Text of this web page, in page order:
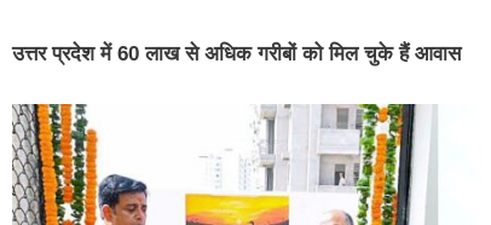
उत्तर प्रदेश में 60 लाख से अधिक गरीबों को मिल चुके हैं आवास